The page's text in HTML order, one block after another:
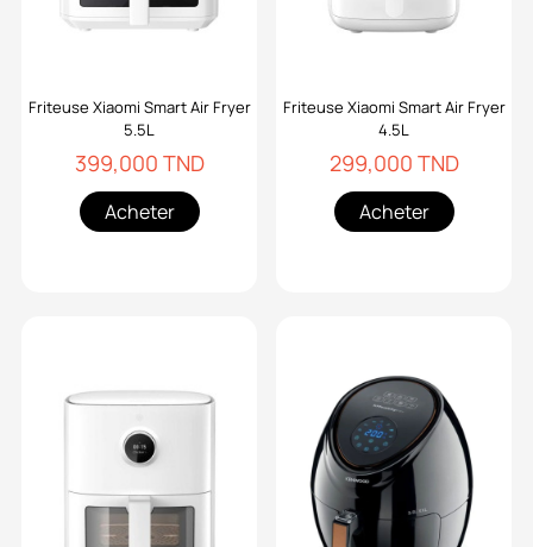
Friteuse Xiaomi Smart Air Fryer
5.5L
399,000 TND
Acheter
Friteuse Xiaomi Smart Air Fryer
4.5L
299,000 TND
Acheter